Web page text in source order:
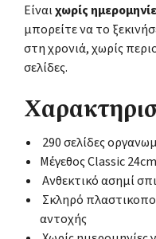
Είναιχωρίς
μπορείτε να το
στη χρονιά, χωρίς
σελίδες.
290 σελίδες
Μέγεθος Classic
Ανθεκτικό ασημί
Σκληρό
αντοχής